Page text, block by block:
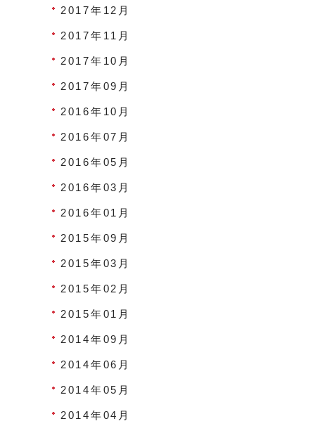
2017年12月
2017年11月
2017年10月
2017年09月
2016年10月
2016年07月
2016年05月
2016年03月
2016年01月
2015年09月
2015年03月
2015年02月
2015年01月
2014年09月
2014年06月
2014年05月
2014年04月